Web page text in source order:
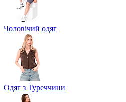
Чоловічий одяг
Одяг з Туреччини